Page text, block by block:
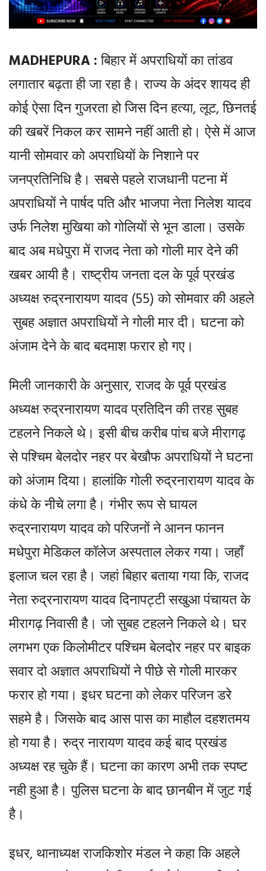
MADHEPURA :बिहार में अपराधियों का तांडव
लगातार बढ़ता ही जा रहा है। राज्य के अंदर शायद ही
कोई ऐसा दिन गुजरता हो जिस दिन हत्या, लूट, छिनतई
की खबरें निकल कर सामने नहीं आती हो। ऐसे में आज
यानी सोमवार को अपराधियों के निशाने पर
जनप्रतिनिधि है। सबसे पहले राजधानी पटना में
अपराधियों ने पार्षद पति और भाजपा नेता निलेश यादव
उर्फ निलेश मुखिया को गोलियों से भून डाला। उसके
बाद अब मधेपुरा में राजद नेता को गोली मार देने की
खबर आयी है। राष्ट्रीय जनता दल के पूर्व प्रखंड
अध्यक्ष रुद्रनारायण यादव (55) को सोमवार की अहले
सुबह अज्ञात अपराधियों ने गोली मार दी। घटना को
अंजाम देने के बाद बदमाश फरार हो गए।
मिली जानकारी के अनुसार, राजद के पूर्व प्रखंड
अध्यक्ष रुद्रनारायण यादव प्रतिदिन की तरह सुबह
टहलने निकले थे। इसी बीच करीब पांच बजे मीरागढ़
से पश्चिम बेलदोर नहर पर बेखौफ अपराधियों ने घटना
को अंजाम दिया। हालांकि गोली रुद्रनारायण यादव के
कंधे के नीचे लगा है। गंभीर रूप से घायल
रुद्रनारायण यादव को परिजनों ने आनन फानन
मधेपुरा मेडिकल कॉलेज अस्पताल लेकर गया। जहाँ
इलाज चल रहा है। जहां बिहार बताया गया कि, राजद
नेता रुद्रनारायण यादव दिनापट्टी सखुआ पंचायत के
मीरागढ़ निवासी है। जो सुबह टहलने निकले थे। घर
लगभग एक किलोमीटर पश्चिम बेलदोर नहर पर बाइक
सवार दो अज्ञात अपराधियों ने पीछे से गोली मारकर
फरार हो गया। इधर घटना को लेकर परिजन डरे
सहमे है। जिसके बाद आस पास का माहौल दहशतमय
हो गया है। रुद्र नारायण यादव कई बाद प्रखंड
अध्यक्ष रह चुके हैं। घटना का कारण अभी तक स्पष्ट
नही हुआ है। पुलिस घटना के बाद छानबीन में जुट गई
है।
इधर, थानाध्यक्ष राजकिशोर मंडल ने कहा कि अहले